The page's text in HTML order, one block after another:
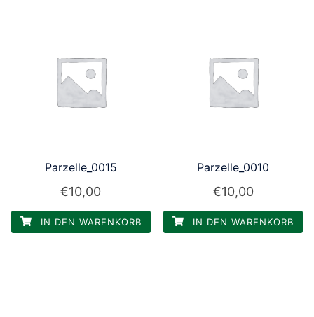
Parzelle_0015
€10,00
IN DEN WARENKORB
Parzelle_0010
€10,00
IN DEN WARENKORB